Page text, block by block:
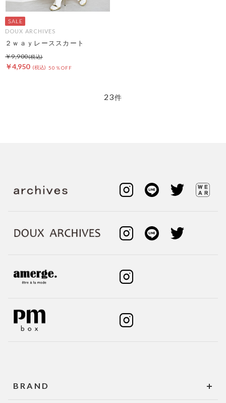
DOUX ARCHIVES
２ｗａｙレーススカート
￥4,950 50％OFF
￥9,900
23件
BRAND